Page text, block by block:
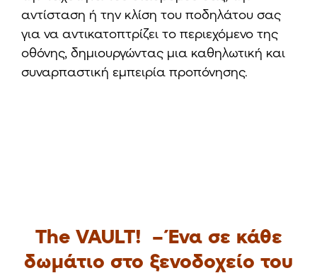
αντίσταση ή την κλίση του ποδηλάτου σας
για να αντικατοπτρίζει το περιεχόμενο της
οθόνης, δημιουργώντας μια καθηλωτική και
συναρπαστική εμπειρία προπόνησης.
The VAULT! – Ένα σε κάθε
δωμάτιο στο ξενοδοχείο του